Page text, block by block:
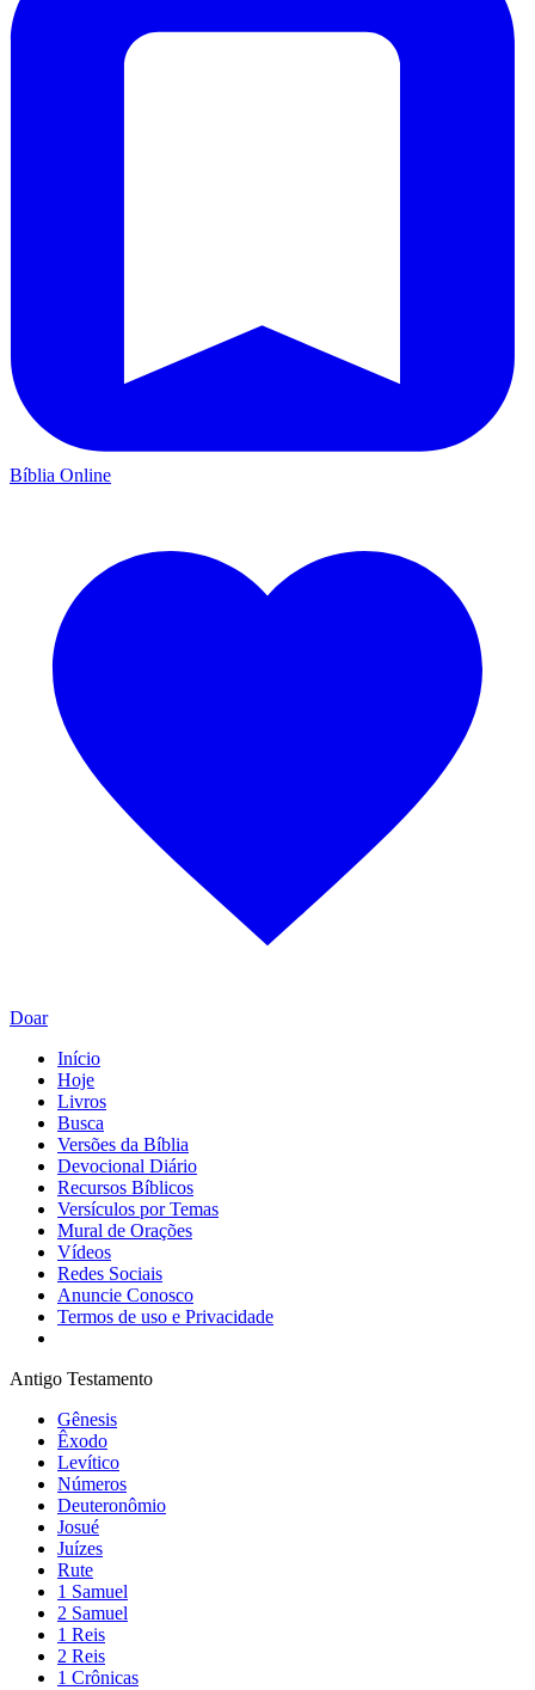
Bíblia Online
Doar
Início
Hoje
Livros
Busca
Versões da Bíblia
Devocional Diário
Recursos Bíblicos
Versículos por Temas
Mural de Orações
Vídeos
Redes Sociais
Anuncie Conosco
Termos de uso e Privacidade
Antigo Testamento
Gênesis
Êxodo
Levítico
Números
Deuteronômio
Josué
Juízes
Rute
1 Samuel
2 Samuel
1 Reis
2 Reis
1 Crônicas